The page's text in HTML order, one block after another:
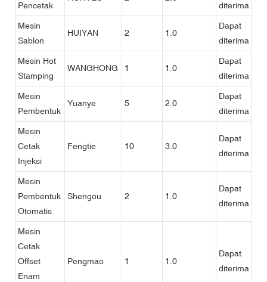
Pencetak
diterima
Mesin
Sablon
HUIYAN 2 1.0
Dapat
diterima
Mesin Hot
Stamping
WANGHONG 1 1.0
Dapat
diterima
Mesin
Pembentuk
Yuanye 5 2.0
Dapat
diterima
Mesin
Cetak
Injeksi
Fengtie 10 3.0
Dapat
diterima
Mesin
Pembentuk
Otomatis
Shengou 2 1.0
Dapat
diterima
Mesin
Cetak
Offset
Enam
Pengmao 1 1.0
Dapat
diterima